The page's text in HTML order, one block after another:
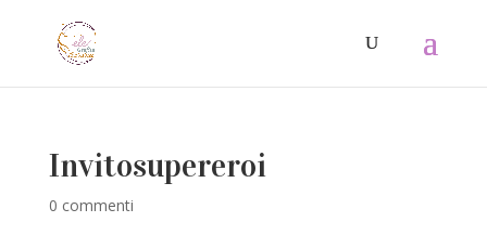
Invitosupereroi
0 commenti